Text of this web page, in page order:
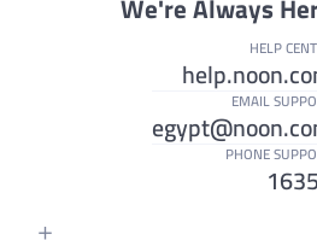
HELP
EMAIL
PHONE